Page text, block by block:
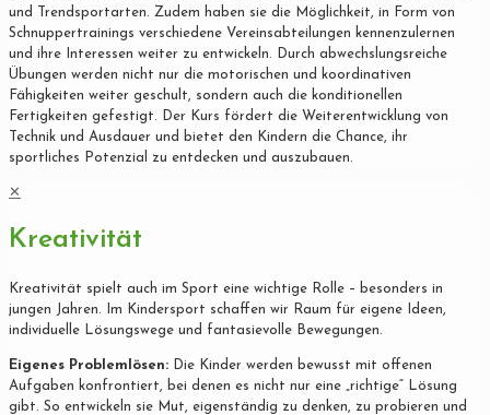
und Trendsportarten. Zudem haben sie die Möglichkeit, in Form von
Schnuppertrainings verschiedene Vereinsabteilungen kennenzulernen
und ihre Interessen weiter zu entwickeln. Durch abwechslungsreiche
Übungen werden nicht nur die motorischen und koordinativen
Fähigkeiten weiter geschult, sondern auch die konditionellen
Fertigkeiten gefestigt. Der Kurs fördert die Weiterentwicklung von
Technik und Ausdauer und bietet den Kindern die Chance, ihr
sportliches Potenzial zu entdecken und auszubauen.
✕
Kreativität
Kreativität spielt auch im Sport eine wichtige Rolle – besonders in
jungen Jahren. Im Kindersport schaffen wir Raum für eigene Ideen,
individuelle Lösungswege und fantasievolle Bewegungen.
Eigenes Problemlösen: Die Kinder werden bewusst mit offenen
Aufgaben konfrontiert, bei denen es nicht nur eine „richtige“ Lösung
gibt. So entwickeln sie Mut, eigenständig zu denken, zu probieren und